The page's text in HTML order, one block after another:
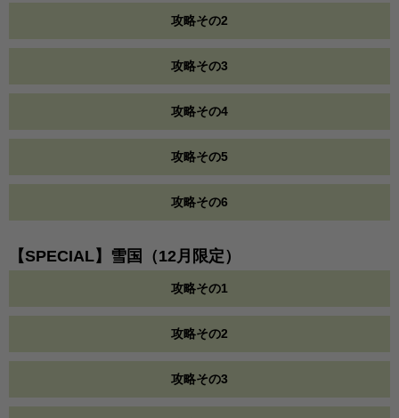
攻略その2
攻略その3
攻略その4
攻略その5
攻略その6
【SPECIAL】雪国（12月限定）
攻略その1
攻略その2
攻略その3